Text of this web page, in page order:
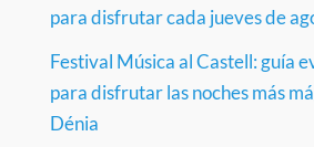
para disfrutar cada jueves de
Festival Música al Castell: guía
para disfrutar las noches más
Dénia